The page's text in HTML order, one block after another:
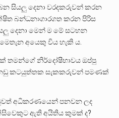
සියලු දෙනා වරදකරුවන් කරන
බන්ධනාගාරගත කරන පිරිස
දෙනා මෙන් ම මේ සටහන
අයෙකු විය හැකි ය.
තමන්ගේ නිර්දෝෂීභාවය ඔප්පු
කටයුත්තක සැකකරුවන් පමණක්
අධිකරණයෙන් පනවන ලද
ඇති අයිතිය කුමක් ද?